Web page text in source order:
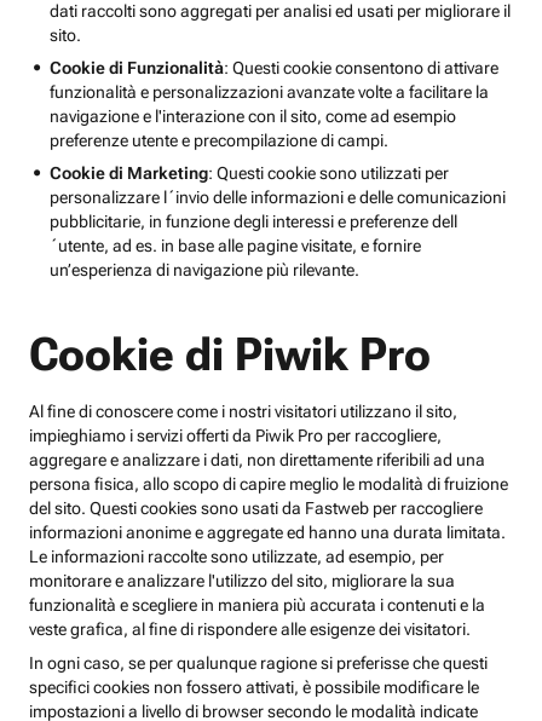
dati raccolti sono aggregati per analisi ed usati per migliorare il
sito.
Cookie di Funzionalità: Questi cookie consentono di attivare
funzionalità e personalizzazioni avanzate volte a facilitare la
navigazione e l'interazione con il sito, come ad esempio
preferenze utente e precompilazione di campi.
Cookie di Marketing: Questi cookie sono utilizzati per
personalizzare l´invio delle informazioni e delle comunicazioni
pubblicitarie, in funzione degli interessi e preferenze dell
´utente, ad es. in base alle pagine visitate, e fornire
un’esperienza di navigazione più rilevante.
Cookie di Piwik Pro
Al fine di conoscere come i nostri visitatori utilizzano il sito,
impieghiamo i servizi offerti da Piwik Pro per raccogliere,
aggregare e analizzare i dati, non direttamente riferibili ad una
persona fisica, allo scopo di capire meglio le modalità di fruizione
del sito. Questi cookies sono usati da Fastweb per raccogliere
informazioni anonime e aggregate ed hanno una durata limitata.
Le informazioni raccolte sono utilizzate, ad esempio, per
monitorare e analizzare l'utilizzo del sito, migliorare la sua
funzionalità e scegliere in maniera più accurata i contenuti e la
veste grafica, al fine di rispondere alle esigenze dei visitatori.
In ogni caso, se per qualunque ragione si preferisse che questi
specifici cookies non fossero attivati, è possibile modificare le
impostazioni a livello di browser secondo le modalità indicate